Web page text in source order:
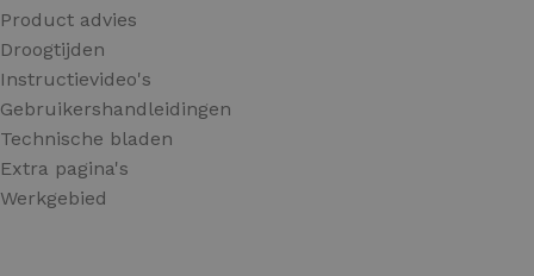
Product advies
Droogtijden
Instructievideo's
Gebruikershandleidingen
Technische bladen
Extra pagina's
Werkgebied